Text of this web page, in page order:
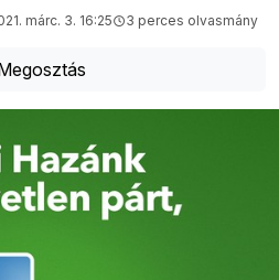
márc. 3. 16:25 3 perces olvasmány